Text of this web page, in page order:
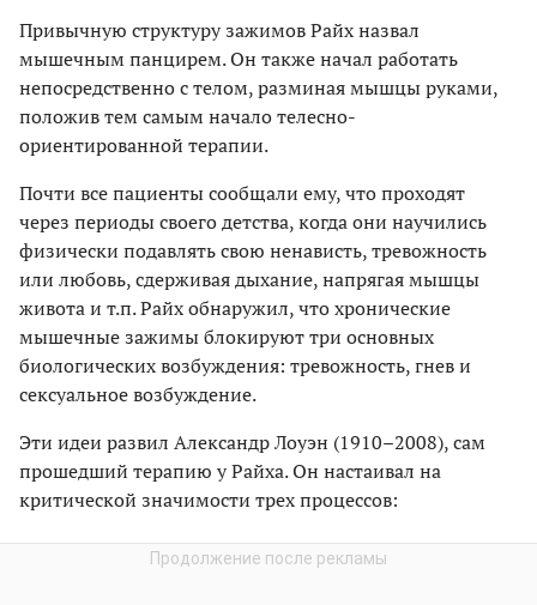
Привычную структуру зажимов Райх назвал
мышечным панцирем. Он также начал работать
непосредственно с телом, разминая мышцы руками,
положив тем самым начало телесно-
ориентированной терапии.
Почти все пациенты сообщали ему, что проходят
через периоды своего детства, когда они научились
физически подавлять свою ненависть, тревожность
или любовь, сдерживая дыхание, напрягая мышцы
живота и т.п. Райх обнаружил, что хронические
мышечные зажимы блокируют три основных
биологических возбуждения: тревожность, гнев и
сексуальное возбуждение.
Эти идеи развил Александр Лоуэн (1910–2008), сам
прошедший терапию у Райха. Он настаивал на
критической значимости трех процессов: